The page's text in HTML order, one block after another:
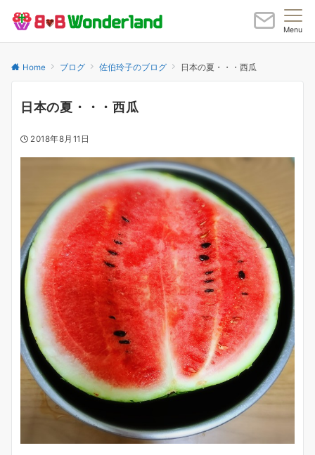
Menu
Home ブログ 佐伯玲子のブログ 日本の夏・・・西瓜
日本の夏・・・西瓜
2018年8月11日